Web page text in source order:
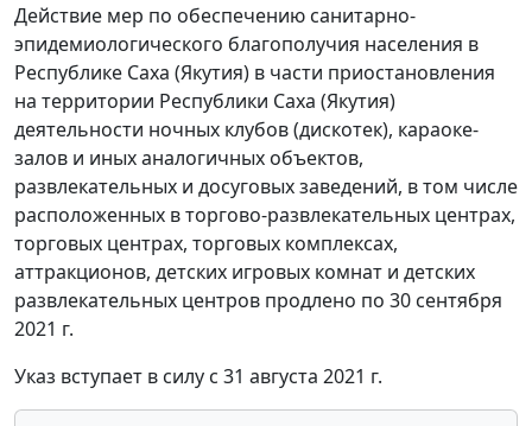
Действие мер по обеспечению санитарно-
эпидемиологического благополучия населения в
Республике Саха (Якутия) в части приостановления
на территории Республики Саха (Якутия)
деятельности ночных клубов (дискотек), караоке-
залов и иных аналогичных объектов,
развлекательных и досуговых заведений, в том числе
расположенных в торгово-развлекательных центрах,
торговых центрах, торговых комплексах,
аттракционов, детских игровых комнат и детских
развлекательных центров продлено по 30 сентября
2021 г.
Указ вступает в силу с 31 августа 2021 г.